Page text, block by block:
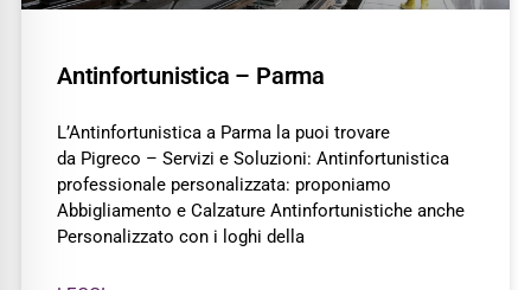
Antinfortunistica – Parma
L’Antinfortunistica a Parma la puoi trovare
da Pigreco – Servizi e Soluzioni: Antinfortunistica
professionale personalizzata: proponiamo
Abbigliamento e Calzature Antinfortunistiche anche
Personalizzato con i loghi della